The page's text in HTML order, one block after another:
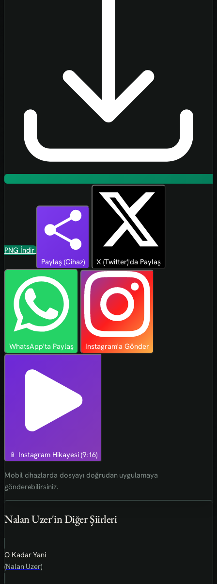
PNG İndir
Paylaş (Cihaz)
X (Twitter)'da Paylaş
WhatsApp'ta Paylaş Instagram'a Gönder
📱 Instagram Hikayesi (9:16)
Mobil cihazlarda dosyayı doğrudan uygulamaya
gönderebilirsiniz.
Nalan Uzer'in Diğer Şiirleri
O Kadar Yani
(Nalan Uzer)